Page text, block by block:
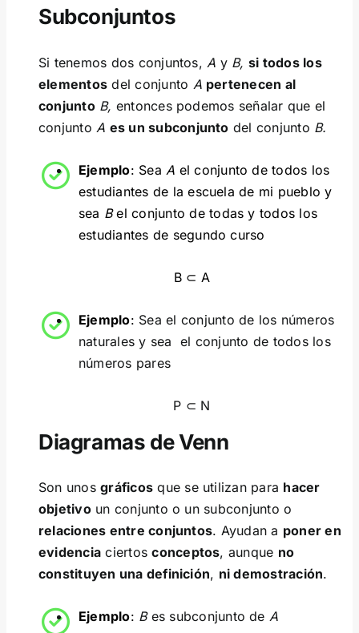
Subconjuntos
Si tenemos dos conjuntos, A y B, si todos los
elementos del conjunto A pertenecen al
conjuntoB, entonces podemos señalar que el
conjunto A es un subconjunto del conjunto B.
Ejemplo: Sea A el conjunto de todos los
estudiantes de la escuela de mi pueblo y
sea Bel conjunto de todas y todos los
estudiantes de segundo curso
B ⊂ A
Ejemplo: Sea el conjunto de los números
naturales y sea el conjunto de todos los
números pares
P ⊂ N
Diagramas de Venn
Son unosgráficos que se utilizan para hacer
objetivoun conjunto o un subconjunto o
relaciones entre conjuntos. Ayudan a poner en
evidencia ciertosconceptos, aunque no
constituyen una definición, ni demostración.
Ejemplo: Bes subconjunto de A